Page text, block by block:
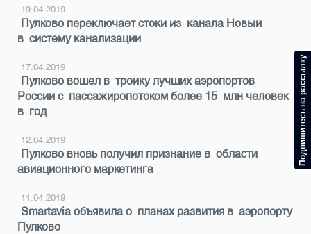
19.04.2019
Пулково переключает стоки из канала Новый
в систему канализации
17.04.2019
Пулково вошел в тройку лучших аэропортов
России с пассажиропотоком более 15 млн человек
в год
12.04.2019
Пулково вновь получил признание в области
авиационного маркетинга
11.04.2019
Smartavia объявила о планах развития в аэропорту
Пулково
Подпишитесь на рассылку